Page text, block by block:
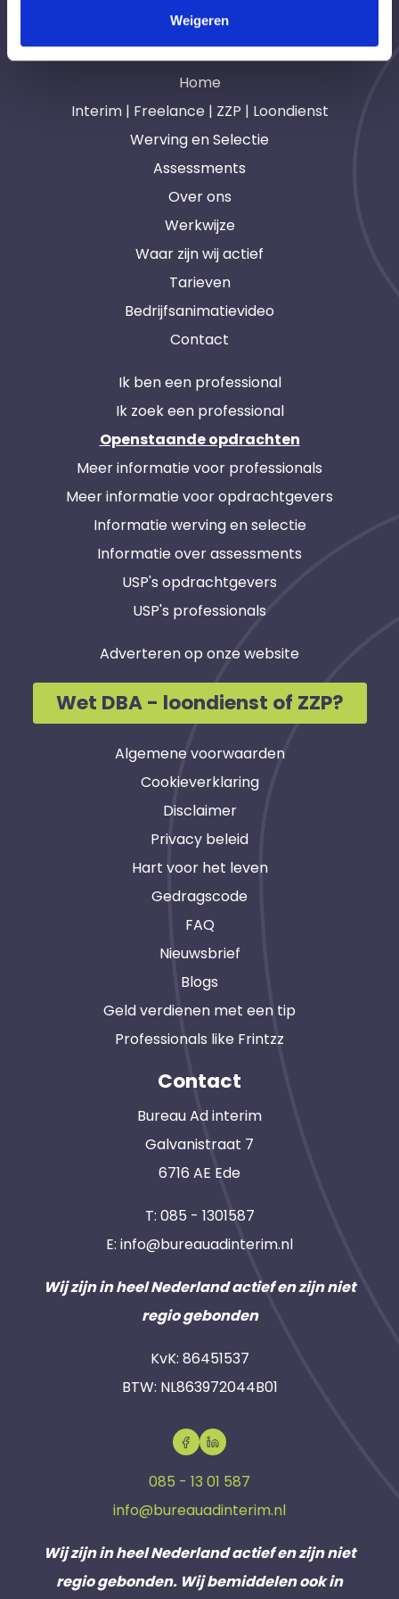
Weigeren
Navigatie
Home
Interim | Freelance | ZZP | Loondienst
Werving en Selectie
Assessments
Over ons
Werkwijze
Waar zijn wij actief
Tarieven
Bedrijfsanimatievideo
Contact
Ik ben een professional
Ik zoek een professional
Openstaande opdrachten
Meer informatie voor professionals
Meer informatie voor opdrachtgevers
Informatie werving en selectie
Informatie over assessments
USP's opdrachtgevers
USP's professionals
Adverteren op onze website
Wet DBA - loondienst of ZZP?
Algemene voorwaarden
Cookieverklaring
Disclaimer
Privacy beleid
Hart voor het leven
Gedragscode
FAQ
Nieuwsbrief
Blogs
Geld verdienen met een tip
Professionals like Frintzz
Contact
Bureau Ad interim
Galvanistraat 7
6716 AE Ede
T: 085 - 1301587
E: info@bureauadinterim.nl
Wij zijn in heel Nederland actief en zijn niet
regio gebonden
KvK: 86451537
BTW: NL863972044B01
085 - 13 01 587
info@bureauadinterim.nl
Wij zijn in heel Nederland actief en zijn niet
regio gebonden. Wij bemiddelen ook in